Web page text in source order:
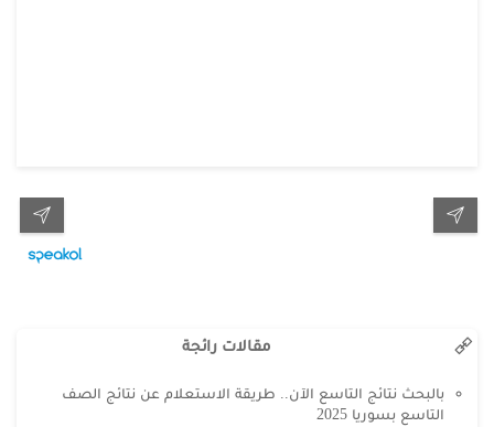
مقالات رائجة
بالبحث نتائج التاسع الآن.. طريقة الاستعلام عن نتائج الصف
التاسع بسوريا 2025